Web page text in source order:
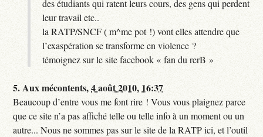
des étudiants qui ratent leurs cours, des gens qui perdent
leur travail etc..
la RATP/SNCF ( m^me pot !) vont elles attendre que
l’exaspération se transforme en violence ?
témoignez sur le site facebook « fan du rerB »
5.Aux mécontents,4 août 2010, 16:37
Beaucoup d’entre vous me font rire ! Vous vous plaignez parce
que ce site n’a pas affiché telle ou telle info à un moment ou un
autre... Nous ne sommes pas sur le site de la RATP ici, et l’outil